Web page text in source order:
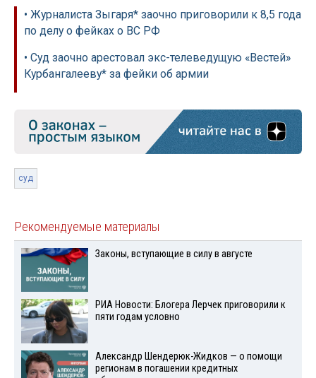
• Журналиста Зыгаря* заочно приговорили к 8,5 года
по делу о фейках о ВС РФ
• Суд заочно арестовал экс-телеведущую «Вестей»
Курбангалееву* за фейки об армии
суд
Рекомендуемые материалы
Законы, вступающие в силу в августе
РИА Новости: Блогера Лерчек приговорили к
пяти годам условно
Александр Шендерюк-Жидков — о помощи
регионам в погашении кредитных